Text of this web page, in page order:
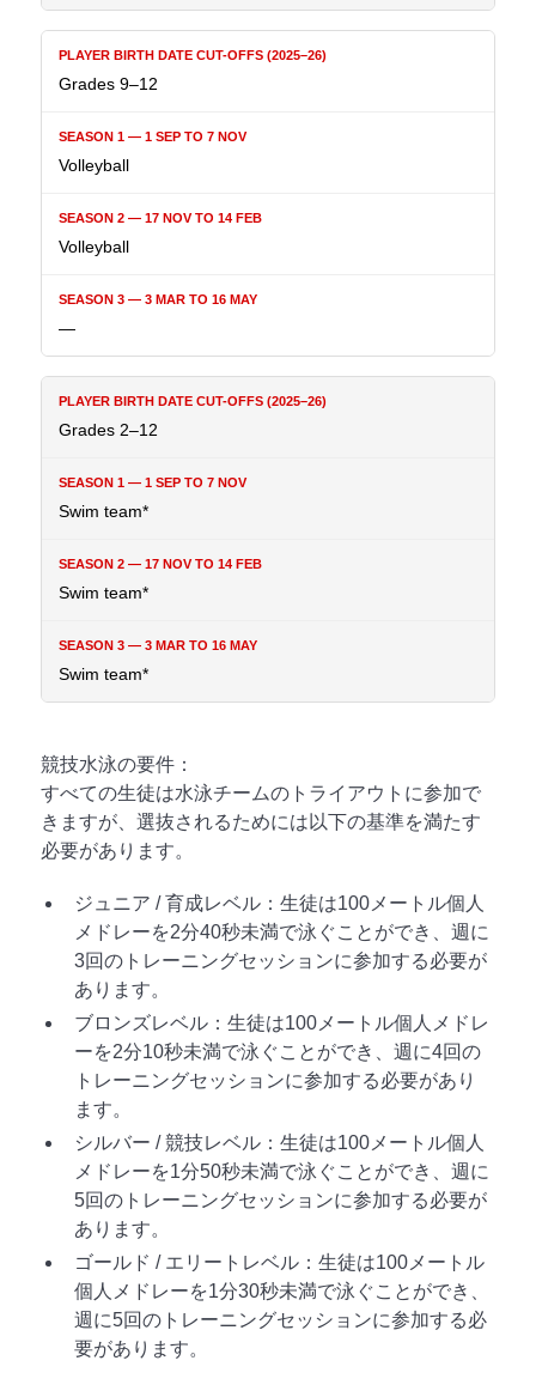
Grades 9–12
Volleyball
Volleyball
—
Grades 2–12
Swim team*
Swim team*
Swim team*
競技水泳の要件：
すべての生徒は水泳チームのトライアウトに参加で
きますが、選抜されるためには以下の基準を満たす
必要があります。
ジュニア / 育成レベル：生徒は100メートル個人
メドレーを2分40秒未満で泳ぐことができ、週に
3回のトレーニングセッションに参加する必要が
あります。
ブロンズレベル：生徒は100メートル個人メドレ
ーを2分10秒未満で泳ぐことができ、週に4回の
トレーニングセッションに参加する必要があり
ます。
シルバー / 競技レベル：生徒は100メートル個人
メドレーを1分50秒未満で泳ぐことができ、週に
5回のトレーニングセッションに参加する必要が
あります。
ゴールド / エリートレベル：生徒は100メートル
個人メドレーを1分30秒未満で泳ぐことができ、
週に5回のトレーニングセッションに参加する必
要があります。